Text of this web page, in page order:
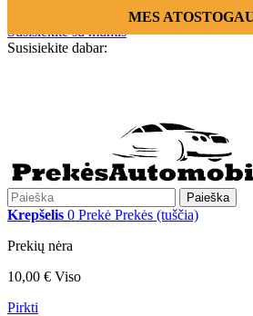
MES
Susisiekite su mumis
Susisiekite dabar:
Paieška
Krepšelis 0 Prekė Prekės (tuščia)
Prekių nėra
10,00 € Viso
Pirkti